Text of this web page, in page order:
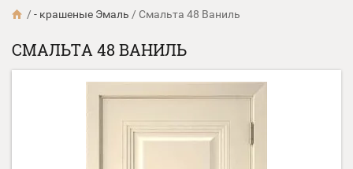
/ - крашеные Эмаль / Смальта 48 Ваниль
СМАЛЬТА 48 ВАНИЛЬ